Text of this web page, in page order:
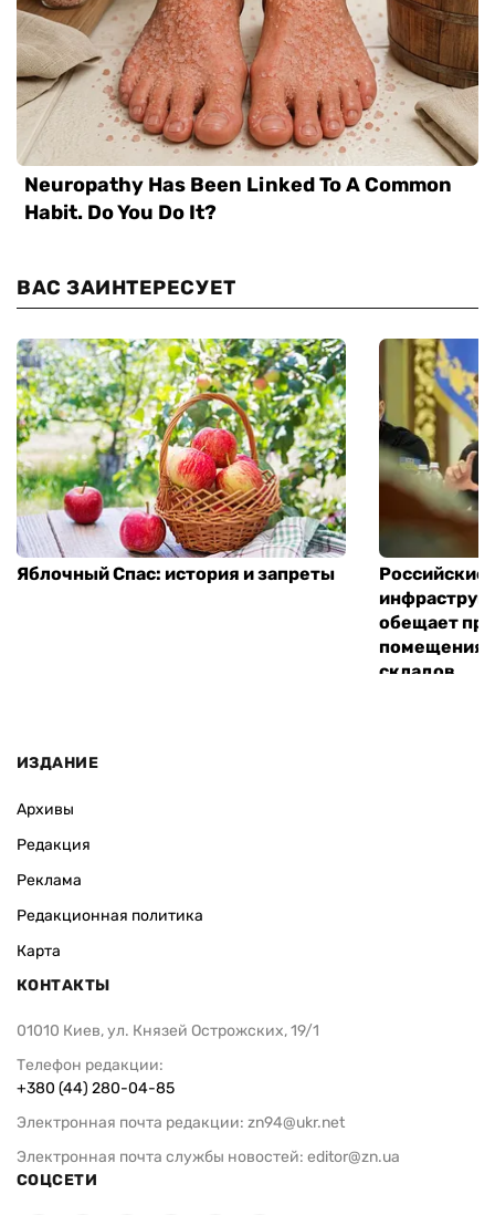
ВАС ЗАИНТЕРЕСУЕТ
Яблочный Спас: история и запреты
Российские
обещает
помещения
складов
ИЗДАНИЕ
Архивы
Редакция
Реклама
Редакционная политика
Карта
КОНТАКТЫ
01010 Киев, ул. Князей Острожских, 19/1
Телефон редакции:
+380 (44) 280-04-85
Электронная почта редакции: zn94@ukr.net
Электронная почта службы новостей: editor@zn.ua
СОЦСЕТИ